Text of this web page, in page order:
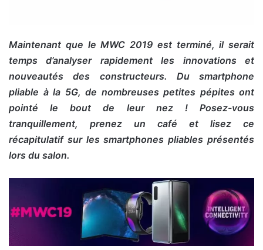
Maintenant que le MWC 2019 est terminé, il serait
temps d’analyser rapidement les innovations et
nouveautés des constructeurs. Du smartphone
pliable à la 5G, de nombreuses petites pépites ont
pointé le bout de leur nez ! Posez-vous
tranquillement, prenez un café et lisez ce
récapitulatif sur les smartphones pliables présentés
lors du salon.